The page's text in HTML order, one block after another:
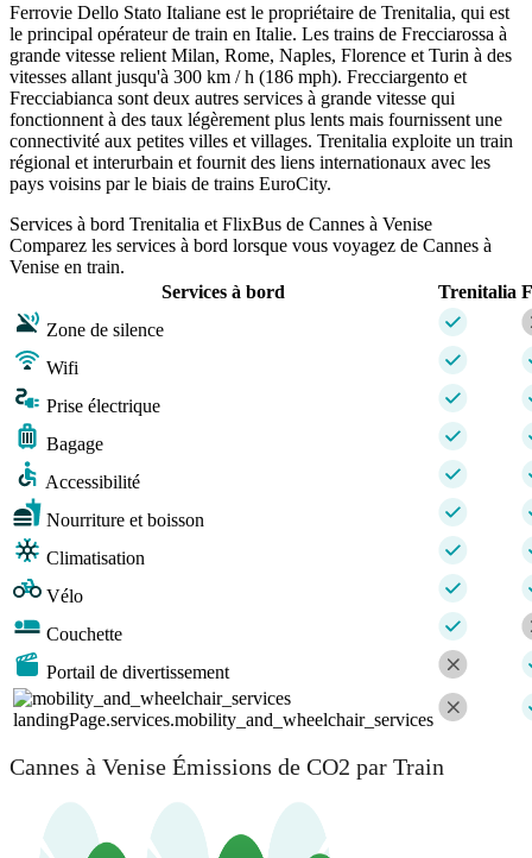
Ferrovie Dello Stato Italiane est le propriétaire de Trenitalia, qui est
le principal opérateur de train en Italie. Les trains de Frecciarossa à
grande vitesse relient Milan, Rome, Naples, Florence et Turin à des
vitesses allant jusqu'à 300 km / h (186 mph). Frecciargento et
Frecciabianca sont deux autres services à grande vitesse qui
fonctionnent à des taux légèrement plus lents mais fournissent une
connectivité aux petites villes et villages. Trenitalia exploite un train
régional et interurbain et fournit des liens internationaux avec les
pays voisins par le biais de trains EuroCity.
Services à bord Trenitalia et FlixBus de Cannes à Venise
Comparez les services à bord lorsque vous voyagez de Cannes à
Venise en train.
Services à bord
Trenitalia
Zone de silence
Wifi
Prise électrique
Bagage
Accessibilité
Nourriture et boisson
Climatisation
Vélo
Couchette
Portail de divertissement
landingPage.services.mobility_and_wheelchair_services
Cannes à Venise Émissions de CO2 par Train